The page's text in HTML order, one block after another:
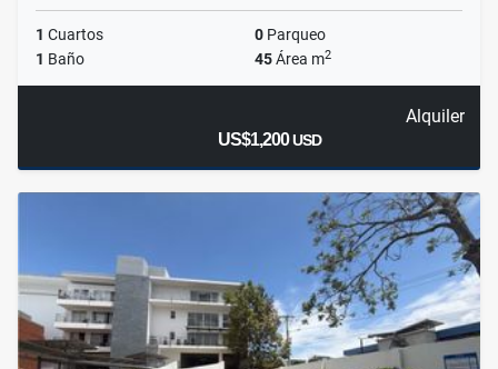
1 Cuartos 0 Parqueo
1 Baño 45Área m2
Alquiler
US$1,200USD